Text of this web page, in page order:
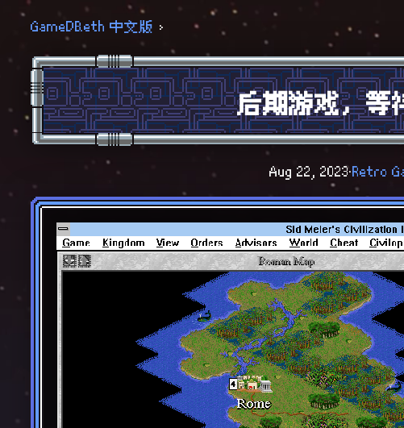
GameDB.eth 中文版 ›
后期游戏，等
Aug 22, 2023·Retro